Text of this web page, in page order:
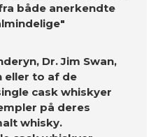
både anerkendte
Dr. Jim Swan,
eller to af de
cask whiskyer
på deres
whisky.